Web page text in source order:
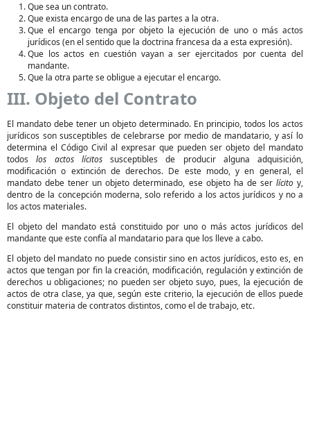
Que sea un contrato.
Que exista encargo de una de las partes a la otra.
Que el encargo tenga por objeto la ejecución de uno o más actos
jurídicos (en el sentido que la doctrina francesa da a esta expresión).
Que los actos en cuestión vayan a ser ejercitados por cuenta del
mandante.
Que la otra parte se obligue a ejecutar el encargo.
III. Objeto del Contrato
El mandato debe tener un objeto determinado. En principio, todos los actos
jurídicos son susceptibles de celebrarse por medio de mandatario, y así lo
determina el Código Civil al expresar que pueden ser objeto del mandato
todoslos actos lícitossusceptibles de producir alguna adquisición,
modificación o extinción de derechos. De este modo, y en general, el
mandato debe tener un objeto determinado, ese objeto ha de ser lícitoy,
dentro de la concepción moderna, solo referido a los actos jurídicos y no a
los actos materiales.
El objeto del mandato está constituido por uno o más actos jurídicos del
mandante que este confía al mandatario para que los lleve a cabo.
El objeto del mandato no puede consistir sino en actos jurídicos, esto es, en
actos que tengan por fin la creación, modificación, regulación y extinción de
derechos u obligaciones; no pueden ser objeto suyo, pues, la ejecución de
actos de otra clase, ya que, según este criterio, la ejecución de ellos puede
constituir materia de contratos distintos, como el de trabajo, etc.